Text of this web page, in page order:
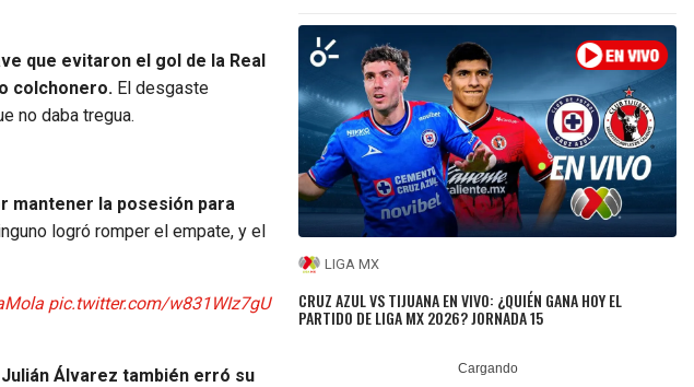
que evitaron el gol de la Real
colchonero. El desgaste
no daba tregua.
mantener la posesión para
logró romper el empate, y el
pic.twitter.com/w831WIz7gU
Álvarez también erró su
LIGA MX
CRUZ AZUL VS TIJUANA EN VIVO: ¿QUIÉN GANA HOY EL
PARTIDO DE LIGA MX 2026? JORNADA 15